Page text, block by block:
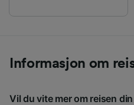
Informasjon om
Vil du vite mer om reisen